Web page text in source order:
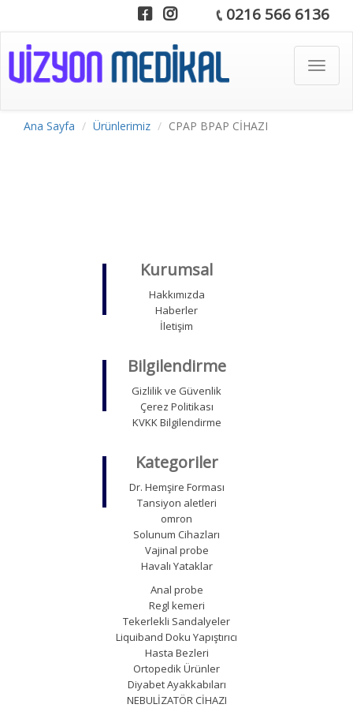
0216 566 6136
Toggle
Ana Sayfa Ürünlerimiz CPAP BPAP CİHAZI
Kurumsal
Hakkımızda
Haberler
İletişim
Bilgilendirme
Gizlilik ve Güvenlik
Çerez Politikası
KVKK Bilgilendirme
Kategoriler
Dr. Hemşire Forması
Tansiyon aletleri
omron
Solunum Cihazları
Vajinal probe
Havalı Yataklar
Anal probe
Regl kemeri
Tekerlekli Sandalyeler
Liquiband Doku Yapıştırıcı
Hasta Bezleri
Ortopedik Ürünler
Diyabet Ayakkabıları
NEBULİZATÖR CİHAZI